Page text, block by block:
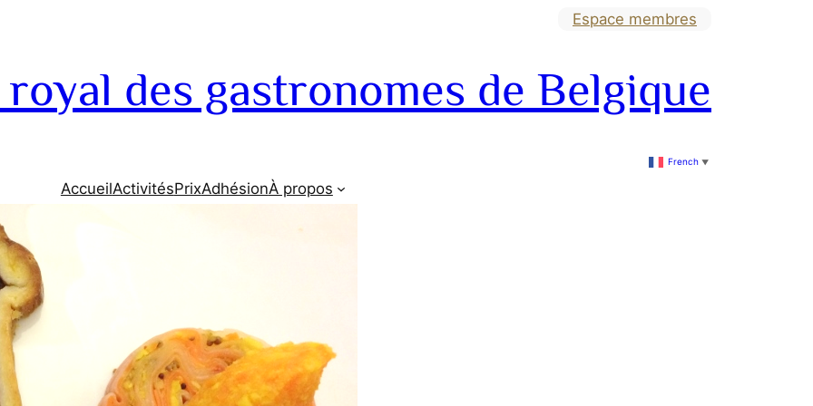
Espace membres
des gastronomes de Belgique
French ▼
AccueilActivitésPrixAdhésionÀ propos